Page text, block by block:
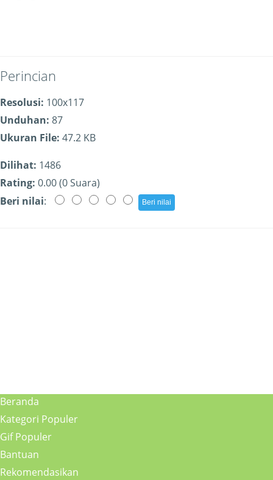
Perincian
Resolusi: 100x117
Unduhan: 87
Ukuran File: 47.2 KB
Dilihat: 1486
Rating: 0.00 (0 Suara)
Beri nilai:
Beranda
Kategori Populer
Gif Populer
Bantuan
Rekomendasikan